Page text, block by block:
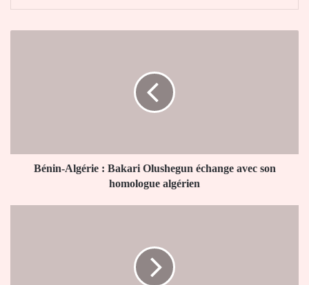
homologue
algérienBénin-Algérie : Bakari Olushegun échange avec son
homologue algérien